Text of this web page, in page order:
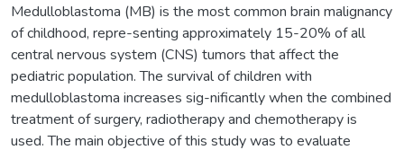
Medulloblastoma (MB) is the most common brain malignancy
of childhood, repre-senting approximately 15-20% of all
central nervous system (CNS) tumors that affect the
pediatric population. The survival of children with
medulloblastoma increases sig-nificantly when the combined
treatment of surgery, radiotherapy and chemotherapy is
used. The main objective of this study was to evaluate